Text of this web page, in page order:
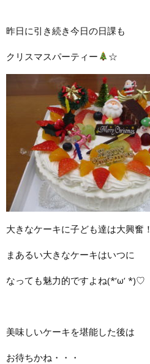
昨日に引き続き今日の日課も
クリスマスパーティー ☆
大きなケーキに子ども達は大興奮！
まあるい大きなケーキはいつに
なっても魅力的ですよね(*‘ω‘ *)♡
美味しいケーキを堪能した後は
お待ちかね・・・